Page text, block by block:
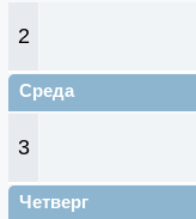
2
Среда
3
Четверг